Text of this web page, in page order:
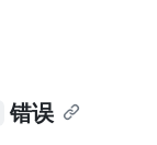
错误